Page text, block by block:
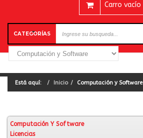
Carro vacío
CATEGORÍAS
Está aquí: Inicio Computación y Software
Computación Y Software
Licencias